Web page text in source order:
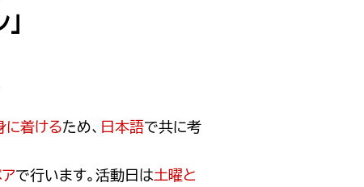
に着けるため、 日本語で共に考
で行います。活動日は土曜と